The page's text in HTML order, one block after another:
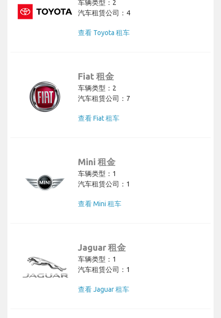
车辆类型：2
汽车租赁公司：4
查看 Toyota 租车
Fiat 租金
车辆类型：2
汽车租赁公司：7
查看 Fiat 租车
Mini 租金
车辆类型：1
汽车租赁公司：1
查看 Mini 租车
Jaguar 租金
车辆类型：1
汽车租赁公司：1
查看 Jaguar 租车